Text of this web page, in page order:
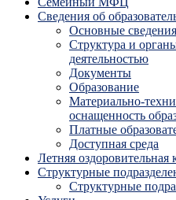
Сведения об
Основные сведения
Структура и
деятельностью
Документы
Образование
Материально-
оснащенность
Платные
Доступная среда
Летняя оздоровительная
Структурные
Структурные